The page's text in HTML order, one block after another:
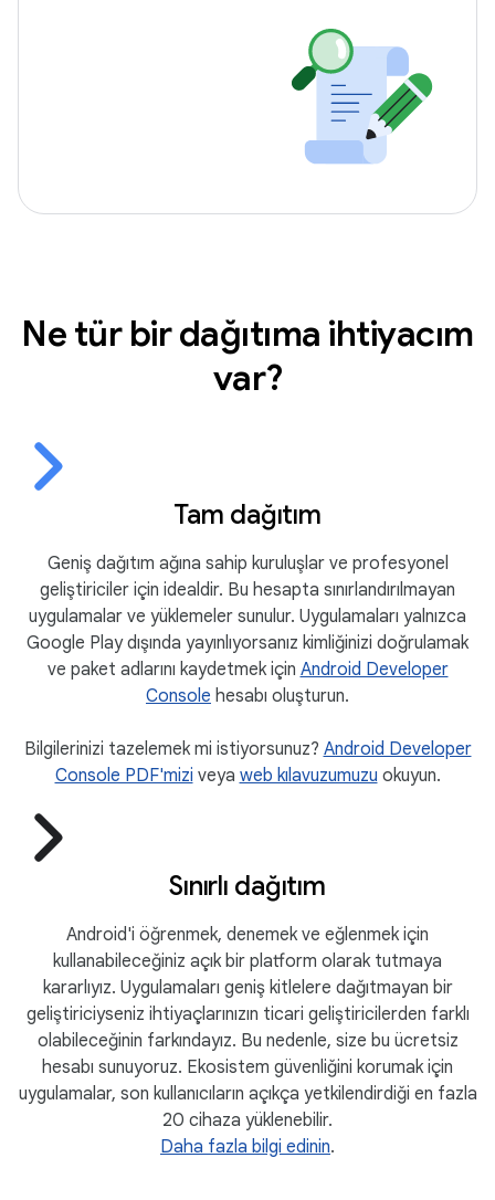
Ne tür bir dağıtıma ihtiyacım
var?
Tam dağıtım
Geniş dağıtım ağına sahip kuruluşlar ve profesyonel
geliştiriciler için idealdir. Bu hesapta sınırlandırılmayan
uygulamalar ve yüklemeler sunulur. Uygulamaları yalnızca
Google Play dışında yayınlıyorsanız kimliğinizi doğrulamak
ve paket adlarını kaydetmek için Android Developer
Console hesabı oluşturun.
Bilgilerinizi tazelemek mi istiyorsunuz? Android Developer
Console PDF'mizi veya web kılavuzumuzu okuyun.
Sınırlı dağıtım
Android'i öğrenmek, denemek ve eğlenmek için
kullanabileceğiniz açık bir platform olarak tutmaya
kararlıyız. Uygulamaları geniş kitlelere dağıtmayan bir
geliştiriciyseniz ihtiyaçlarınızın ticari geliştiricilerden farklı
olabileceğinin farkındayız. Bu nedenle, size bu ücretsiz
hesabı sunuyoruz. Ekosistem güvenliğini korumak için
uygulamalar, son kullanıcıların açıkça yetkilendirdiği en fazla
20 cihaza yüklenebilir.
Daha fazla bilgi edinin.